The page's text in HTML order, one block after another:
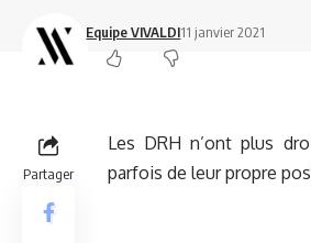
Equipe VIVALDI11 janvier 2021
Partager
Les DRH n’ont plus
parfois de leur propre